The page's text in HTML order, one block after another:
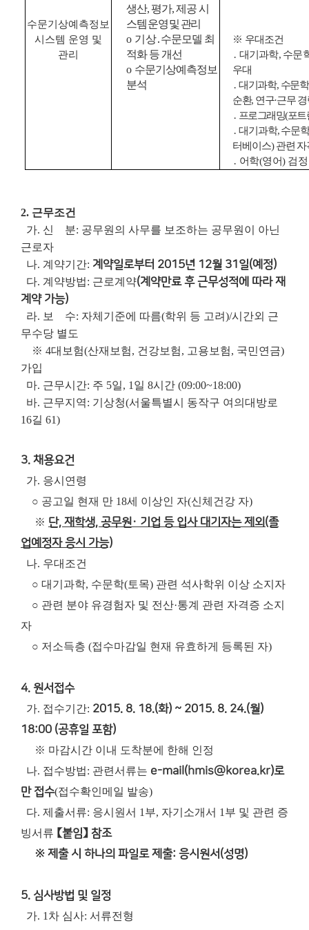
수문기상예측정보
시스템 운영 및
관리
생산, 평가,제공시
스템운영및 관리
o 기 상․수문모델 최
적화 등 개선
o 수문기상예측정보
분석
※ 우대조건
․ 대기과학, 수문
우대
․ 대기과학, 수문학
순환, 연구·근무
․ 프로그래밍(포트
․ 대기과학,수문
터베이스)관련 자
․ 어학(영어) 검정
2. 근무조건
가. 신 분: 공무원의 사무를 보조하는 공무원이 아닌
근로자
나. 계약기간: 계약일로부터 2015년 12월 31일(예정)
다. 계약방법: 근로계약(계약만료 후 근무성적에 따라 재
계약 가능)
라. 보 수: 자체기준에 따름(학위 등 고려)/시간외 근
무수당 별도
※ 4대보험(산재보험, 건강보험, 고용보험, 국민연금)
가입
마. 근무시간: 주 5일, 1일 8시간 (09:00~18:00)
바. 근무지역: 기상청(서울특별시 동작구 여의대방로
16길 61)
3. 채용요건
가. 응시연령
○ 공고일 현재 만 18세 이상인 자(신체건강 자)
※ 단, 재학생, 공무원· 기업 등 입사 대기자는 제외(졸
업예정자 응시 가능)
나. 우대조건
○ 대기과학, 수문학(토목) 관련 석사학위 이상 소지자
○ 관련 분야 유경험자 및 전산·통계 관련 자격증 소지
자
○ 저소득층 (접수마감일 현재 유효하게 등록된 자)
4. 원서접수
가. 접수기간: 2015. 8. 18.(화) ~ 2015. 8. 24.(월)
18:00 (공휴일 포함)
※ 마감시간 이내 도착분에 한해 인정
나. 접수방법: 관련서류는 e-mail(hmis@korea.kr)로
만 접수(접수확인메일 발송)
다. 제출서류: 응시원서 1부, 자기소개서 1부 및 관련 증
빙서류 【붙임】 참조
※ 제출 시 하나의 파일로 제출: 응시원서(성명)
5. 심사방법 및 일정
가. 1차 심사: 서류전형